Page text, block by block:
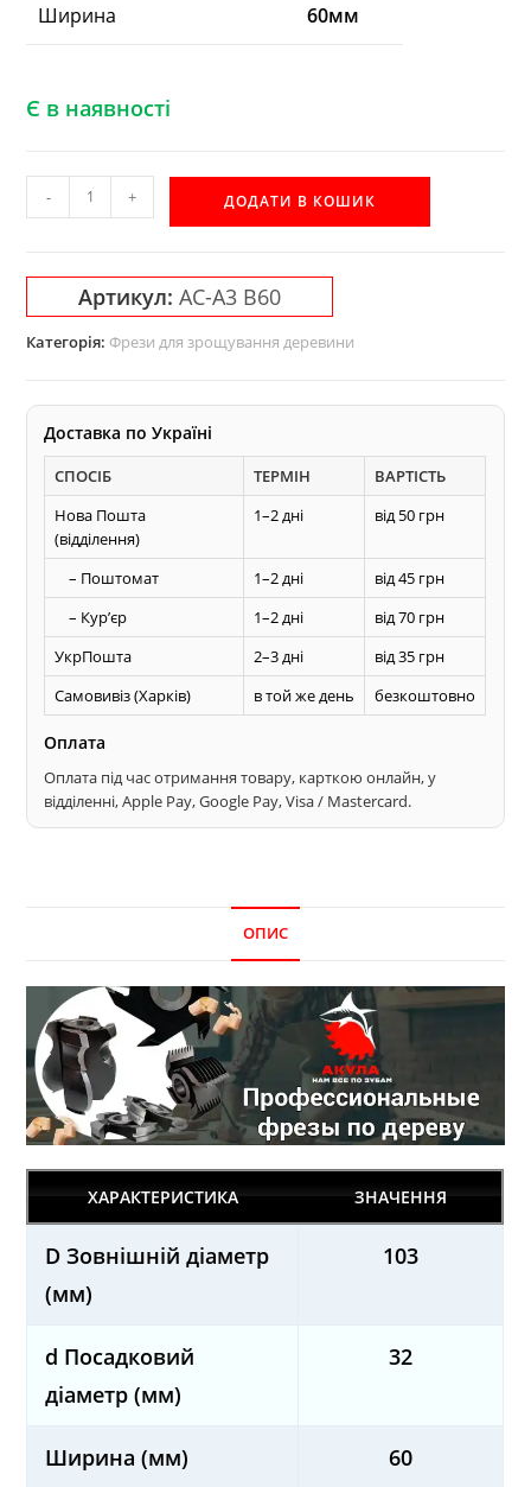
Ширина 60мм
Є в наявності
AС-
Акула
зрощування
ширині
довжині
станок
кількість
- + ДОДАТИ В КОШИК
Артикул:AС-A3 B60
Категорія:Фрези для зрощування деревини
Доставка по Україні
СПОСІБ ТЕРМІН
ВАРТІСТЬ
Нова Пошта
(відділення)
1–2 дні від 50 грн
– Поштомат 1–2 дні
від 45 грн
– Курʼєр
1–2 дні
від 70 грн
УкрПошта
2–3 дні
від 35 грн
Самовивіз (Харків)
в той же день безкоштовно
Оплата
Оплата під час отримання товару, карткою онлайн, у
відділенні, Apple Pay, Google Pay, Visa / Mastercard.
ОПИС
ХАРАКТЕРИСТИКА ЗНАЧЕННЯ
D Зовнішній діаметр
(мм)
103
d Посадковий
діаметр (мм)
32
Ширина (мм) 60